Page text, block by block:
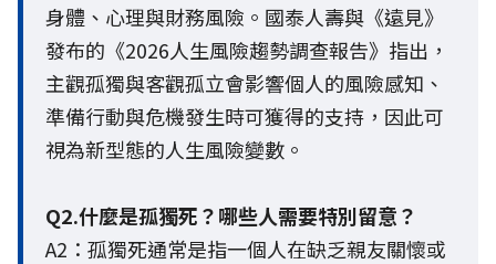
身體、心理與財務風險。國泰人壽與《遠見》
發布的《2026人生風險趨勢調查報告》指出，
主觀孤獨與客觀孤立會影響個人的風險感知、
準備行動與危機發生時可獲得的支持，因此可
視為新型態的人生風險變數。
Q2.什麼是孤獨死？哪些人需要特別留意？
A2：孤獨死通常是指一個人在缺乏親友關懷或